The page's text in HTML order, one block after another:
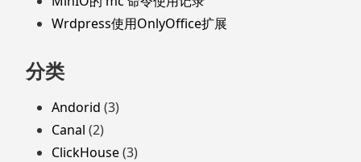
Wrdpress使用OnlyOffice扩展
分类
Andorid (3)
Canal (2)
ClickHouse(3)